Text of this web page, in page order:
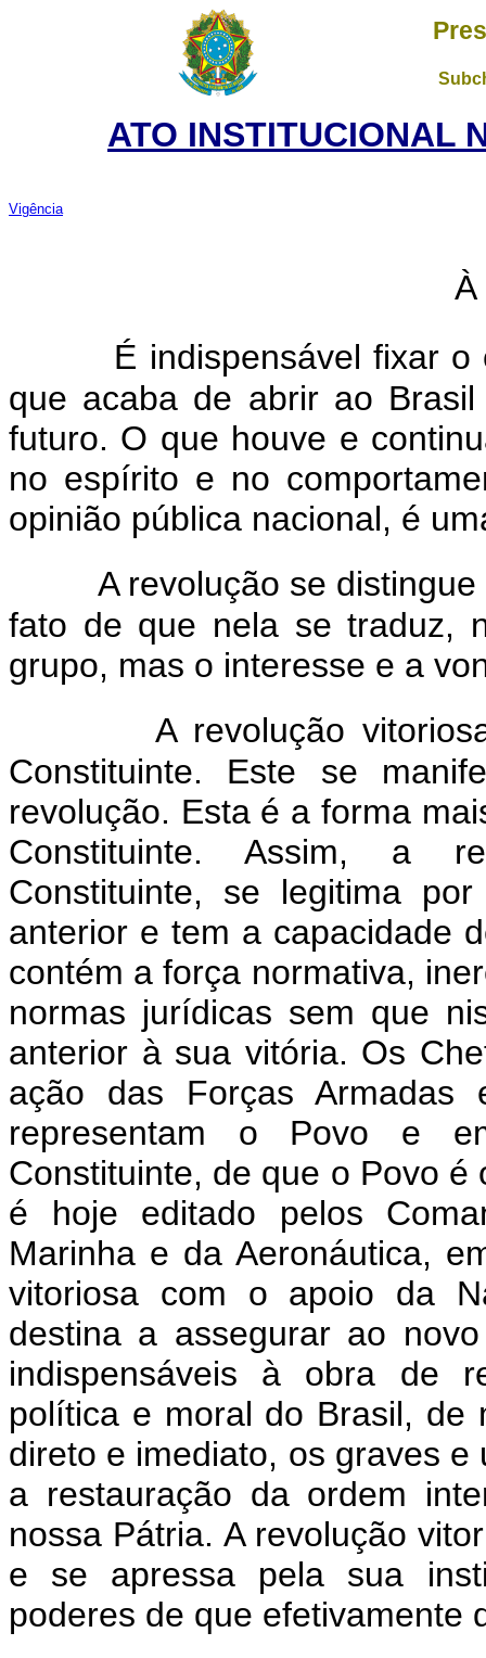
ATO INSTITUCIONAL
Vigência
À
É indispensável fixar
que acaba de abrir ao
futuro. O que houve e
no espírito e no
opinião pública nacional, é
A revolução se
fato de que nela se traduz,
grupo, mas o interesse e a
A revolução
Constituinte. Este se
revolução. Esta é a forma
Constituinte. Assim, a
Constituinte, se legitima
anterior e tem a capacidade
contém a força normativa,
normas jurídicas sem que
anterior à sua vitória. Os
ação das Forças
representam o Povo e
Constituinte, de que o Povo é
é hoje editado pelos
Marinha e da Aeronáutica,
vitoriosa com o apoio da
destina a assegurar ao
indispensáveis à obra de
política e moral do Brasil, de
direto e imediato, os graves
a restauração da ordem
nossa Pátria. A revolução
e se apressa pela sua
poderes de que efetivamente